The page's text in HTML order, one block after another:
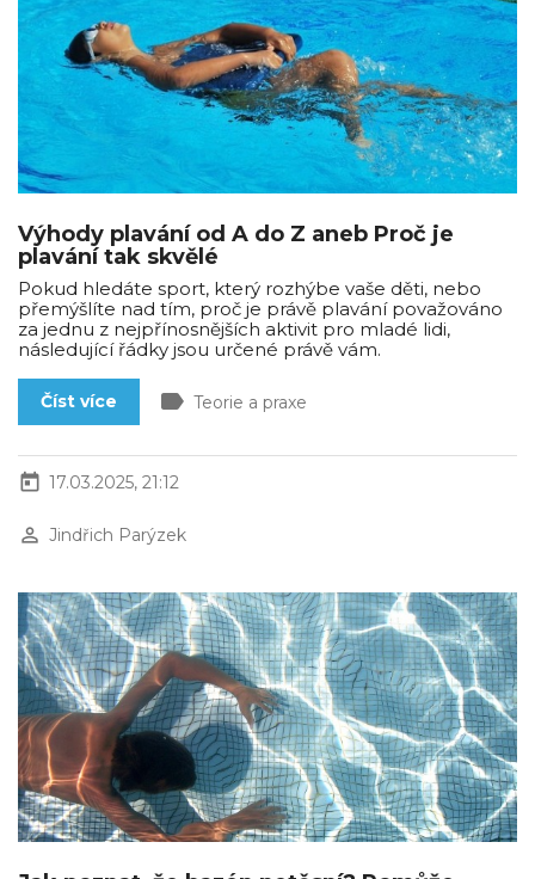
Výhody plavání od A do Z aneb Proč je
plavání tak skvělé
Pokud hledáte sport, který rozhýbe vaše děti, nebo
přemýšlíte nad tím, proč je právě plavání považováno
za jednu z nejpřínosnějších aktivit pro mladé lidi,
následující řádky jsou určené právě vám.
Číst více label Teorie a praxe
today 17.03.2025, 21:12
perm_identity Jindřich Parýzek